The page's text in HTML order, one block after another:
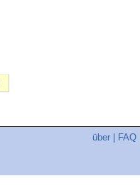
über FAQ